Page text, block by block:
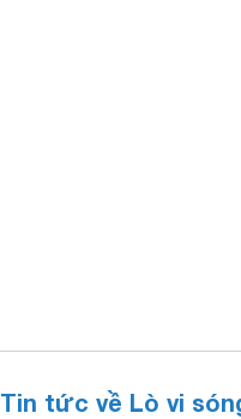
Tin tức về Lò vi